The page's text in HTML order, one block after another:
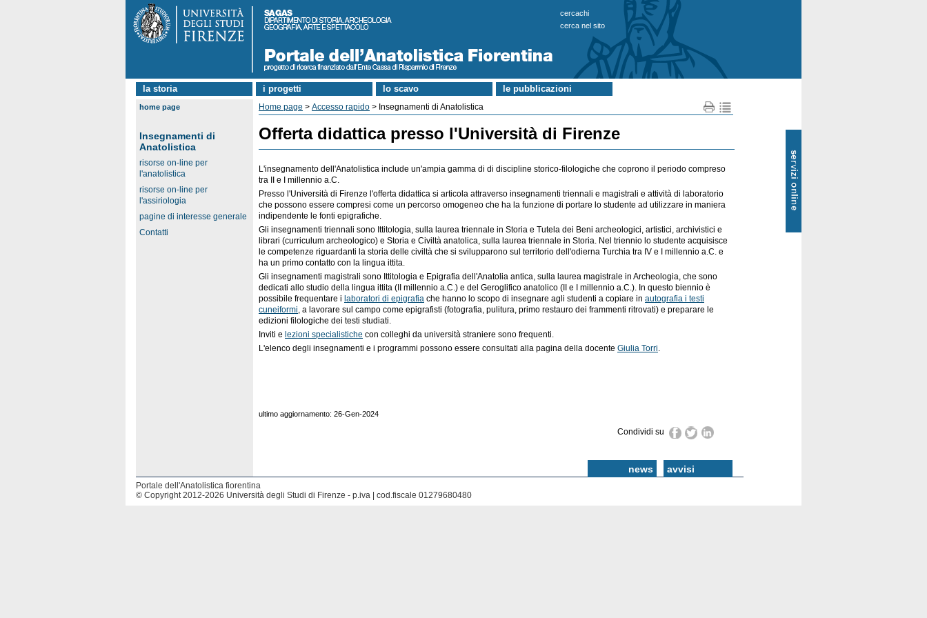
cercachi
cerca nel sito
Servizi
online
la storia i progetti lo scavo le pubblicazioni
home page
Insegnamenti di
Anatolistica
risorse on-line per
l'anatolistica
risorse on-line per
l'assiriologia
pagine di interesse generale
Contatti
Home page > Accesso rapido > Insegnamenti di Anatolistica
Offerta didattica presso l'Università di Firenze
L'insegnamento dell'Anatolistica include un'ampia gamma di di discipline storico-filologiche che coprono il periodo compreso
tra II e I millennio a.C.
Presso l'Università di Firenze l'offerta didattica si articola attraverso insegnamenti triennali e magistrali e attività di laboratorio
che possono essere compresi come un percorso omogeneo che ha la funzione di portare lo studente ad utilizzare in maniera
indipendente le fonti epigrafiche.
Gli insegnamenti triennali sono Ittitologia, sulla laurea triennale in Storia e Tutela dei Beni archeologici, artistici, archivistici e
librari (curriculum archeologico) e Storia e Civiltà anatolica, sulla laurea triennale in Storia. Nel triennio lo studente acquisisce
le competenze riguardanti la storia delle civiltà che si svilupparono sul territorio dell'odierna Turchia tra IV e I millennio a.C. e
ha un primo contatto con la lingua ittita.
Gli insegnamenti magistrali sono Ittitologia e Epigrafia dell'Anatolia antica, sulla laurea magistrale in Archeologia, che sono
dedicati allo studio della lingua ittita (II millennio a.C.) e del Geroglifico anatolico (II e I millennio a.C.). In questo biennio è
possibile frequentare i laboratori di epigrafia che hanno lo scopo di insegnare agli studenti a copiare in autografia i testi
cuneiformi, a lavorare sul campo come epigrafisti (fotografia, pulitura, primo restauro dei frammenti ritrovati) e preparare le
edizioni filologiche dei testi studiati.
Inviti e lezioni specialistiche con colleghi da università straniere sono frequenti.
L'elenco degli insegnamenti e i programmi possono essere consultati alla pagina della docente Giulia Torri.
ultimo aggiornamento: 26-Gen-2024
Condividi su
news avvisi
Portale dell'Anatolistica fiorentina
© Copyright 2012-2026 Università degli Studi di Firenze - p.iva | cod.fiscale 01279680480